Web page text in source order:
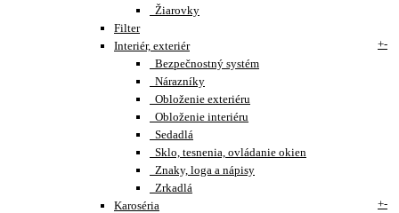
Žiarovky
Filter
Interiér, exteriér
+-
Bezpečnostný systém
Nárazníky
Obloženie exteriéru
Obloženie interiéru
Sedadlá
Sklo, tesnenia, ovládanie okien
Znaky, loga a nápisy
Zrkadlá
Karoséria
+-